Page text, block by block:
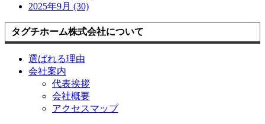
2025年9月 (30)
タグチホーム株式会社について
選ばれる理由
会社案内
代表挨拶
会社概要
アクセスマップ